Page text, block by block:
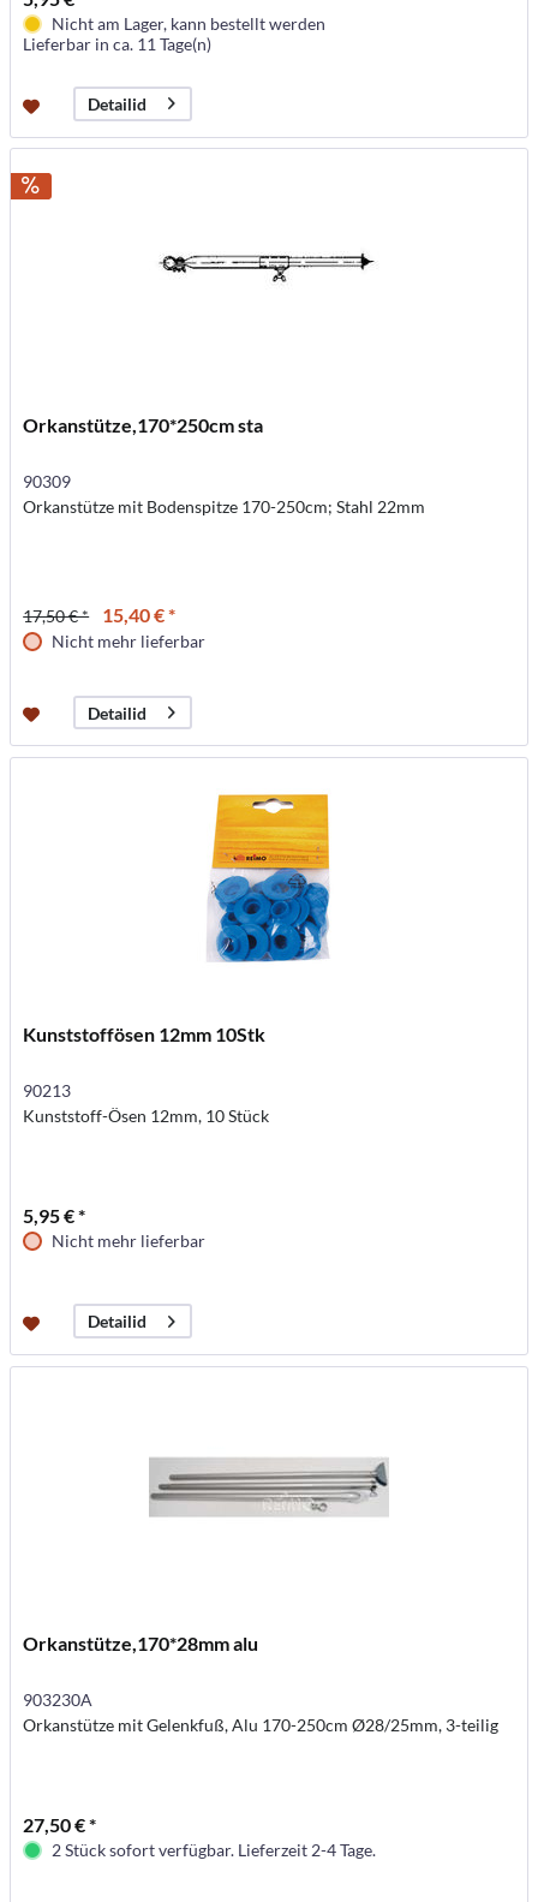
Nicht am Lager, kann bestellt werden
Lieferbar in ca. 11 Tage(n)
Detailid
Orkanstütze,170*250cm sta
90309
Orkanstütze mit Bodenspitze 170-250cm; Stahl 22mm
17,50 € * 15,40 € *
Nicht mehr lieferbar
Detailid
Kunststoffösen 12mm 10Stk
90213
Kunststoff-Ösen 12mm, 10 Stück
5,95 € *
Nicht mehr lieferbar
Detailid
Orkanstütze,170*28mm alu
903230A
Orkanstütze mit Gelenkfuß, Alu 170-250cm Ø28/25mm, 3-teilig
27,50 € *
2 Stück sofort verfügbar. Lieferzeit 2-4 Tage.